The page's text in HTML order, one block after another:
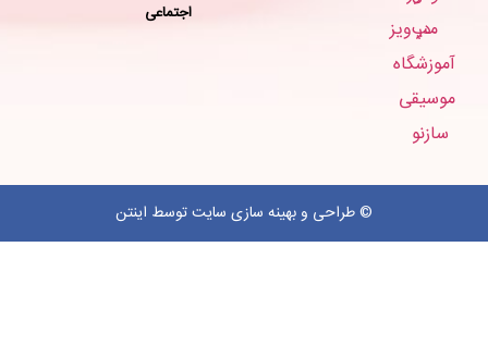
اجتماعی
©طراحی وبهینه سازی سایتتوسط اینتن